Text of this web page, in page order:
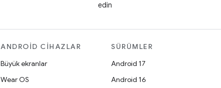
edin
ANDROID CIHAZLAR
Büyük ekranlar
Wear OS
SÜRÜMLER
Android 17
Android 16